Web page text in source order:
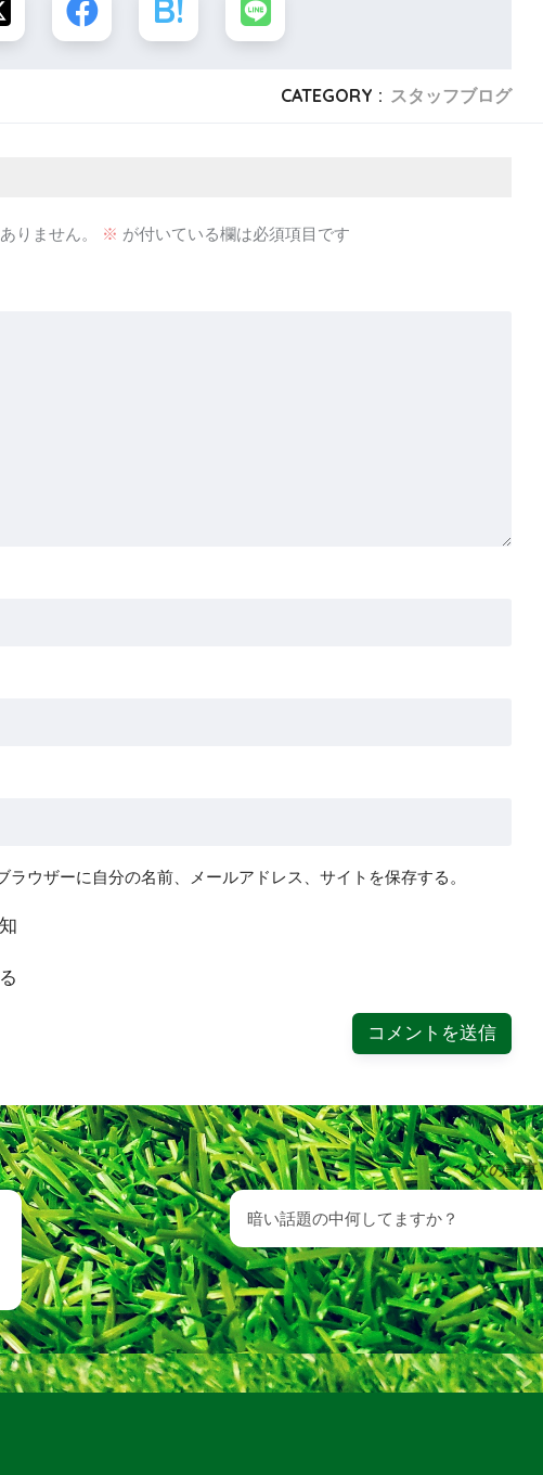
CATEGORY : スタッフブログ
りません。 ※ が付いている欄は必須項目です
ウザーに自分の名前、メールアドレス、サイトを保存する。
次の記事
暗い話題の中何してますか？